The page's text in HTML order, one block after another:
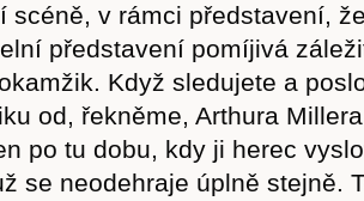
scéně, v rámci představení,
představení pomíjivá
Když sledujete a
od, řekněme, Arthura
po tu dobu, kdy ji herec
se neodehraje úplně stejně.